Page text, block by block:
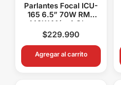
Parlantes Focal ICU-
165 6.5” 70W RMS
140W Máx 4 Ohm
Alta Sensibilidad
$229.990
Agregar al carrito